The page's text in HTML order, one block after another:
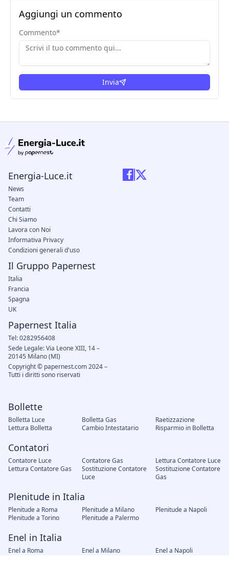
Aggiungi un commento
Commento*
Invia
Bollette
Bolletta Luce Bolletta Gas
Raetizzazione
Lettura Bolletta
Cambio Intestatario Risparmio in Bolletta
Contatori
Contatore Luce Contatore Gas
Lettura Contatore Luce
Lettura Contatore Gas
Sostituzione Contatore
Luce
Sostituzione Contatore
Gas
Plenitude in Italia
Plenitude a Roma Plenitude a Milano
Plenitude a Napoli
Plenitude a Torino
Plenitude a Palermo
Enel in Italia
Enel a Roma Enel a Milano
Enel a Napoli
Energia-Luce.it
News
Team
Contatti
Chi Siamo
Lavora con Noi
Informativa Privacy
Condizioni generali d'uso
Il Gruppo Papernest
Italia
Francia
Spagna
UK
Papernest Italia
Tel: 0282956408
Sede Legale: Via Leone XIII, 14 –
20145 Milano (MI)
Copyright © papernest.com 2024 –
Tutti i diritti sono riservati